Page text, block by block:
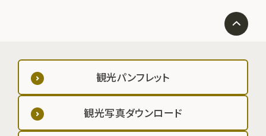
観光パンフレット
観光写真ダウンロード